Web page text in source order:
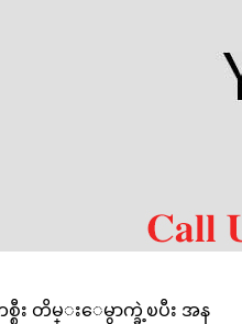
စီး တိမ္းေမွာက္ခဲ့ၿပီး အန